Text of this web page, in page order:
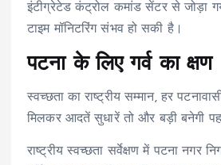
इंटीग्रेटेड कंट्रोल कमांड सेंटर से जोड़ा
टाइम मॉनिटरिंग संभव हो सकी है।‌
पटना के लिए गर्व का क्षण
स्वच्छता का राष्ट्रीय सम्मान, हर
मिलकर आदतें सुधारें तो और बड़ी बनेगी
राष्ट्रीय स्वच्छता सर्वेक्षण में पटना नगर